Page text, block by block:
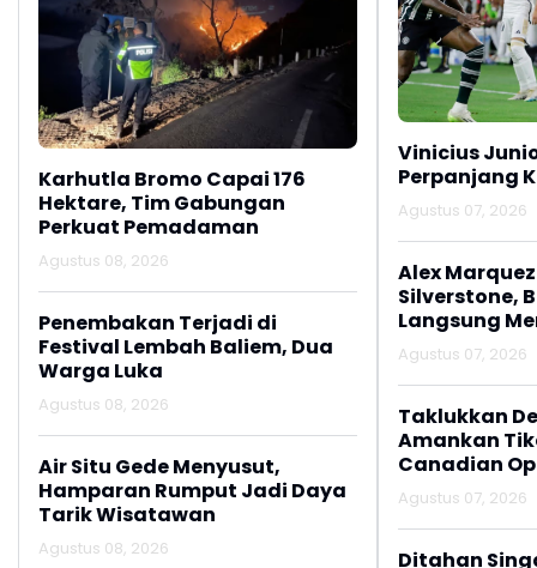
Karhutla Bromo Capai 176
Hektare, Tim Gabungan
Perkuat Pemadaman
Agustus 08, 2026
Penembakan Terjadi di
Festival Lembah Baliem, Dua
Warga Luka
Agustus 08, 2026
Air Situ Gede Menyusut,
Hamparan Rumput Jadi Daya
Tarik Wisatawan
Agustus 08, 2026
Vinicius
Perpanjang
Agustus 07, 2026
Alex
Silverstone,
Langsung
Agustus 07, 2026
Taklukkan
Amankan
Canadian
Agustus 07, 2026
Ditahan